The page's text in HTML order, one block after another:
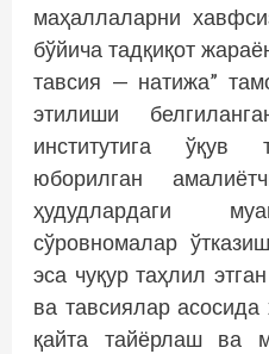
маҳаллаларни
бўйича тадқиқот
тавсия — натижа”
этилиши
институтига ўқув
юборилган
ҳудудлардаги
сўровномалар
эса чуқур таҳлил
ва тавсиялар
қайта тайёрлаш ва